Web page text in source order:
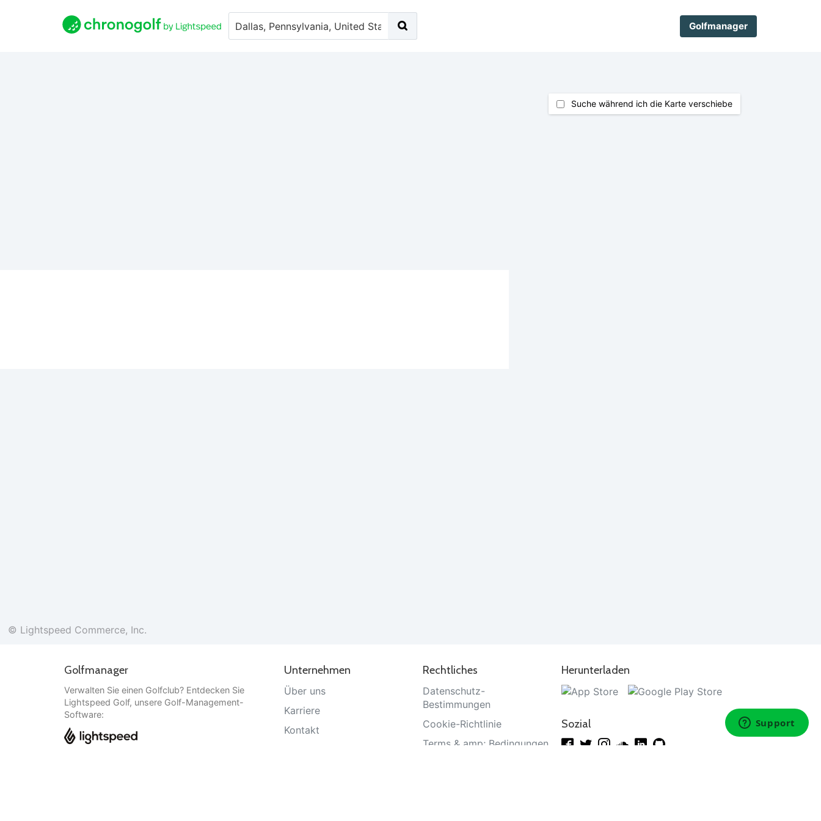
Golfmanager
© Lightspeed Commerce, Inc.
Suche während ich die Karte verschiebe
Golfmanager
Verwalten Sie einen Golfclub? Entdecken Sie
Lightspeed Golf, unsere Golf-Management-
Software:
Unternehmen
Über uns
Karriere
Kontakt
Rechtliches
Datenschutz-
Bestimmungen
Cookie-Richtlinie
Terms & amp; Bedingungen
Herunterladen
Sozial